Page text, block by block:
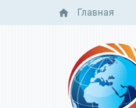
Главная